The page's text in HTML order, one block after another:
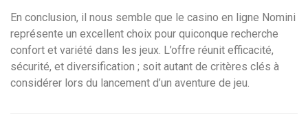
En conclusion, il nous semble que le casino en ligne Nomini
représente un excellent choix pour quiconque recherche
confort et variété dans les jeux. L’offre réunit efficacité,
sécurité, et diversification ; soit autant de critères clés à
considérer lors du lancement d’un aventure de jeu.